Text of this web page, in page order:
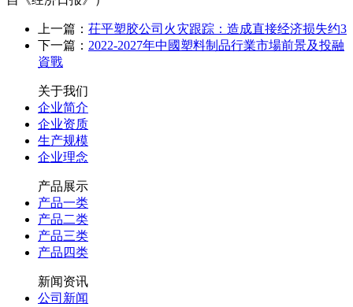
上一篇： 茌平塑胶公司火灾跟踪：造成直接经济损失约3
下一篇： 2022-2027年中國塑料制品行業市場前景及投融
資戰
关于我们
企业简介
企业资质
生产规模
企业理念
产品展示
产品一类
产品二类
产品三类
产品四类
新闻资讯
公司新闻